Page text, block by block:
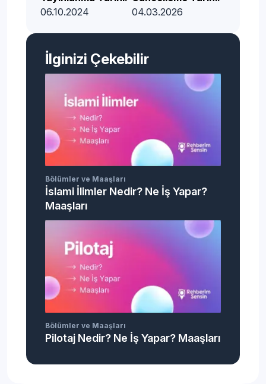
06.10.2024
04.03.2026
İlginizi Çekebilir
Bölümler ve Maaşları
İslami İlimler Nedir? Ne İş Yapar?
Maaşları
Bölümler ve Maaşları
Pilotaj Nedir? Ne İş Yapar? Maaşları